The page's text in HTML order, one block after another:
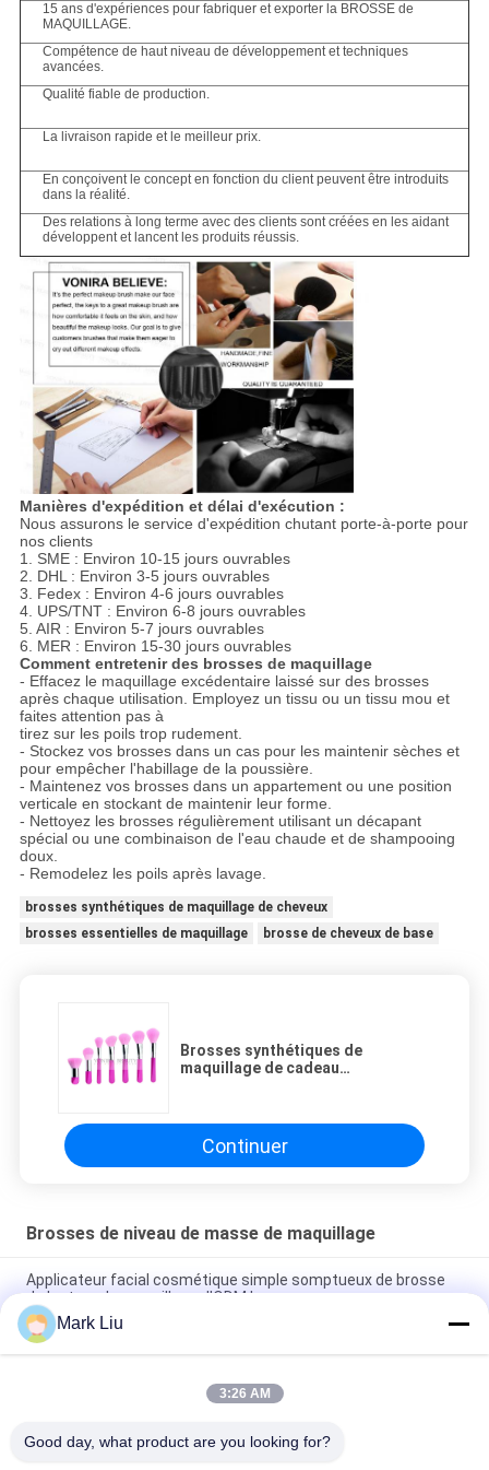
15 ans d'expériences pour fabriquer et exporter la BROSSE de
MAQUILLAGE.
Compétence de haut niveau de développement et techniques
avancées.
Qualité fiable de production.
La livraison rapide et le meilleur prix.
En conçoivent le concept en fonction du client peuvent être introduits
dans la réalité.
Des relations à long terme avec des clients sont créées en les aidant
développent et lancent les produits réussis.
Manières d'expédition et délai d'exécution :
Nous assurons le service d'expédition chutant porte-à-porte pour
nos clients
1. SME : Environ 10-15 jours ouvrables
2. DHL : Environ 3-5 jours ouvrables
3. Fedex : Environ 4-6 jours ouvrables
4. UPS/TNT : Environ 6-8 jours ouvrables
5. AIR : Environ 5-7 jours ouvrables
6. MER : Environ 15-30 jours ouvrables
Comment entretenir des brosses de maquillage
- Effacez le maquillage excédentaire laissé sur des brosses
après chaque utilisation. Employez un tissu ou un tissu mou et
faites attention pas à
tirez sur les poils trop rudement.
- Stockez vos brosses dans un cas pour les maintenir sèches et
pour empêcher l'habillage de la poussière.
- Maintenez vos brosses dans un appartement ou une position
verticale en stockant de maintenir leur forme.
- Nettoyez les brosses régulièrement utilisant un décapant
spécial ou une combinaison de l'eau chaude et de shampooing
doux.
- Remodelez les poils après lavage.
brosses synthétiques de maquillage de cheveux
brosses essentielles de maquillage
brosse de cheveux de base
Brosses synthétiques de
maquillage de cadeau
Continuer
Brosses de niveau de masse de maquillage
Applicateur facial cosmétique simple somptueux de brosse
de lecture de maquillage d'ODM bon
Brosses de niveau de masse américaines attrayantes de
maquillage, kit cosmétique classique de brosse
Le maquillage essentiel brillant magnifique balaye les outils
Mark Liu
3:26 AM
Good day, what product are you looking for?